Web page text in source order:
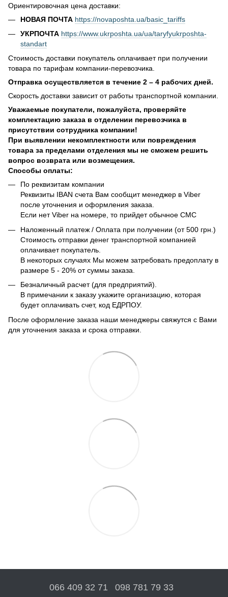
Ориентировочная цена доставки:
НОВАЯ ПОЧТА https://novaposhta.ua/basic_tariffs
УКРПОЧТА https://www.ukrposhta.ua/ua/taryfyukrposhta-
standart
Стоимость доставки покупатель оплачивает при получении
товара по тарифам компании-перевозчика.
Отправка осуществляется в течение 2 – 4 рабочих дней.
Скорость доставки зависит от работы транспортной компании.
Уважаемые покупатели, пожалуйста, проверяйте
комплектацию заказа в отделении перевозчика в
присутствии сотрудника компании!
При выявлении некомплектности или повреждения
товара за пределами отделения мы не сможем решить
вопрос возврата или возмещения.
Способы оплаты:
По реквизитам компании
Реквизиты IBAN счета Вам сообщит менеджер в Viber
после уточнения и оформления заказа.
Если нет Viber на номере, то прийдет обычное СМС
Наложенный платеж / Оплата при получении (от 500 грн.)
Стоимость отправки денег транспортной компанией
оплачивает покупатель.
В некоторых случаях Мы можем затребовать предоплату в
размере 5 - 20% от суммы заказа.
Безналичный расчет (для предприятий).
В примечании к заказу укажите организацию, которая
будет оплачивать счет, код ЕДРПОУ.
После оформление заказа наши менеджеры свяжутся с Вами
для уточнения заказа и срока отправки.
066 409 32 71 098 781 79 33